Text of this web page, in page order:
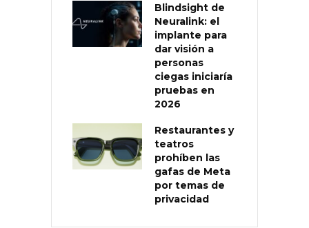
Blindsight de
Neuralink: el
implante para
dar visión a
personas
ciegas iniciaría
pruebas en
2026
Restaurantes y
teatros
prohíben las
gafas de Meta
por temas de
privacidad